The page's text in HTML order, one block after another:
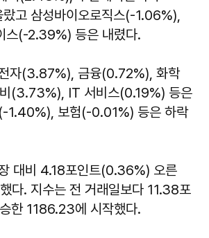
고 삼성바이오로직스(-1.06%),
스(-2.39%) 등은 내렸다.
자(3.87%), 금융(0.72%), 화학
(3.73%), IT 서비스(0.19%) 등은
1.40%), 보험(-0.01%) 등은 하락
대비 4.18포인트(0.36%) 오른
다. 지수는 전 거래일보다 11.38포
한 1186.23에 시작했다.